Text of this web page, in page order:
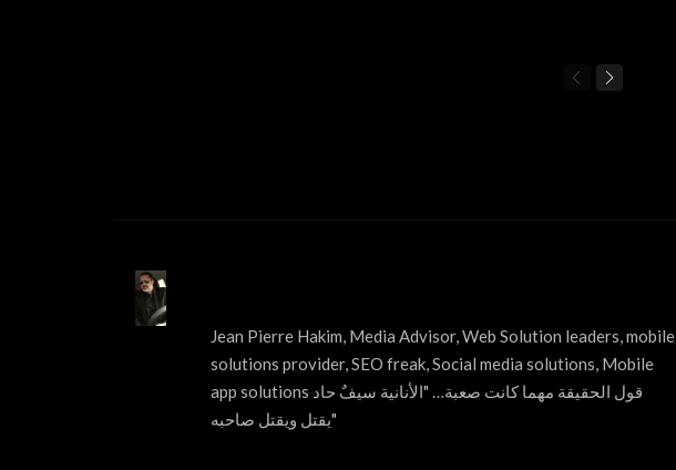
Jean Pierre Hakim, Media Advisor, Web Solution leaders, mobile
solutions provider, SEO freak, Social media solutions, Mobile
app solutions قول الحقيقة مهما كانت صعبة… "الأنانية سيفٌ حاد
يقتل ويقتل صاحبه"